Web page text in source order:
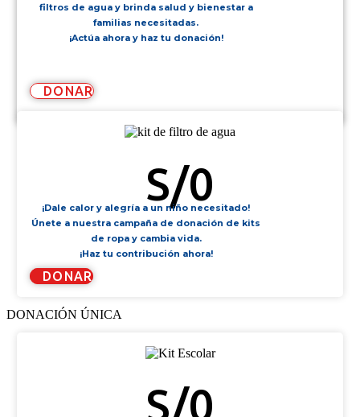
filtros de agua y brinda salud y bienestar a
familias necesitadas.
¡Actúa ahora y haz tu donación!
DONAR
S/0
¡Dale calor y alegría a un niño necesitado!
Únete a nuestra campaña de donación de kits
de ropa y cambia vida.
¡Haz tu contribución ahora!
DONAR
DONACIÓN ÚNICA
S/0